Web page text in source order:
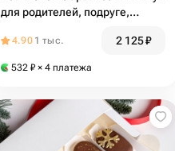
для родителей, подруге,
4.90 1 тыс. 2 125₽
532 ₽ × 4 платежа